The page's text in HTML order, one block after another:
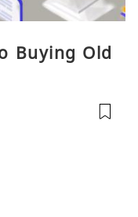
Buying Old